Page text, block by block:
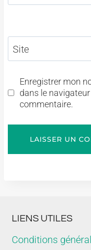
Site
Enregistrer mon
dans le
commentaire.
LIENS UTILES
Conditions